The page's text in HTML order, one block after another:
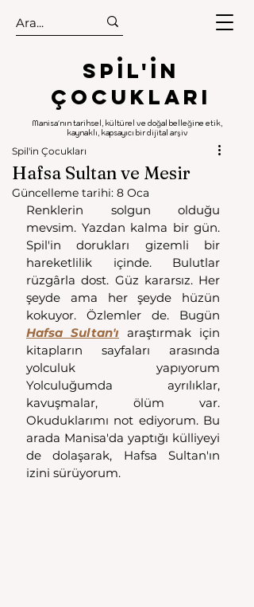
.
.
Spıl'in
Çocukları
Manisa'nın tarihsel, kültürel ve doğal belleğine etik,
kaynaklı, kapsayıcı bir dijital arşiv
Hafsa Sultan ve Mesir
Spil'in Çocukları
Güncelleme tarihi: 8 Oca
Renklerin solgun olduğu
mevsim. Yazdan kalma bir gün.
Spil'in dorukları gizemli bir
hareketlilik içinde. Bulutlar
rüzgârla dost. Güz kararsız. Her
şeyde ama her şeyde hüzün
Hafsa Sultan'ı araştırmak için
kitapların sayfaları arasında
yolculuk yapıyorum
Yolculuğumda ayrılıklar,
kavuşmalar, ölüm var.
Okuduklarımı not ediyorum. Bu
arada Manisa'da yaptığı külliyeyi
de dolaşarak, Hafsa Sultan'ın
izini sürüyorum.